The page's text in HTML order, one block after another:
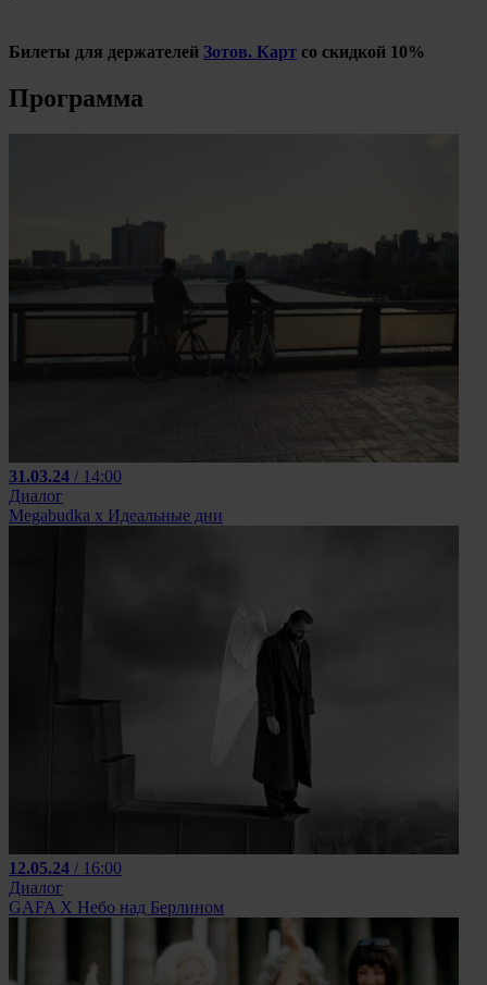
Билеты для держателей Зотов. Карт со скидкой 10%
Программа
31.03.24 / 14:00
Диалог
Megabudka х Идеальные дни
12.05.24 / 16:00
Диалог
GAFA X Небо над Берлином